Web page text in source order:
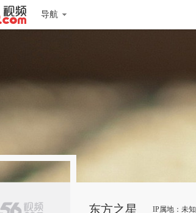
导航
东方之星 IP属地：未知